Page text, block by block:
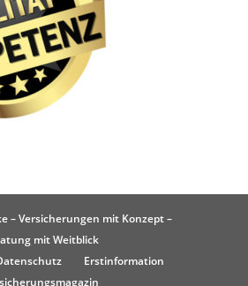
– Versicherungen mit Konzept –
mit Weitblick
Erstinformation